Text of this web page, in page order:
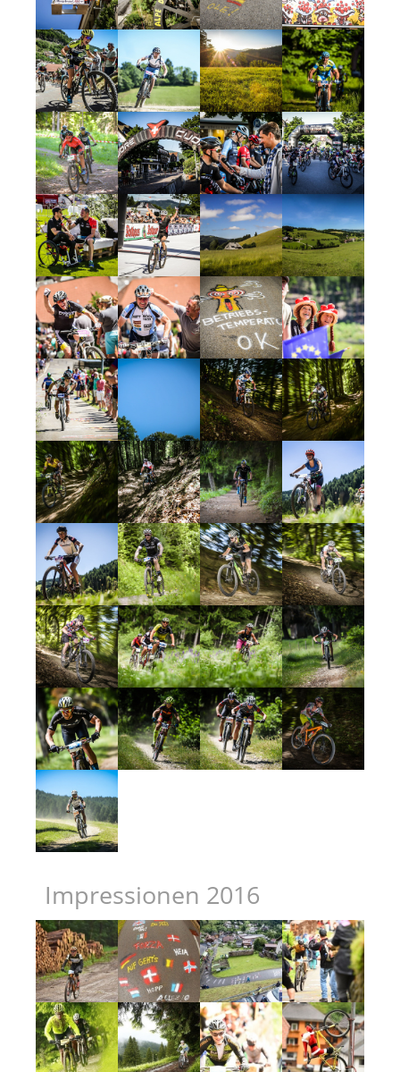
Impressionen 2016